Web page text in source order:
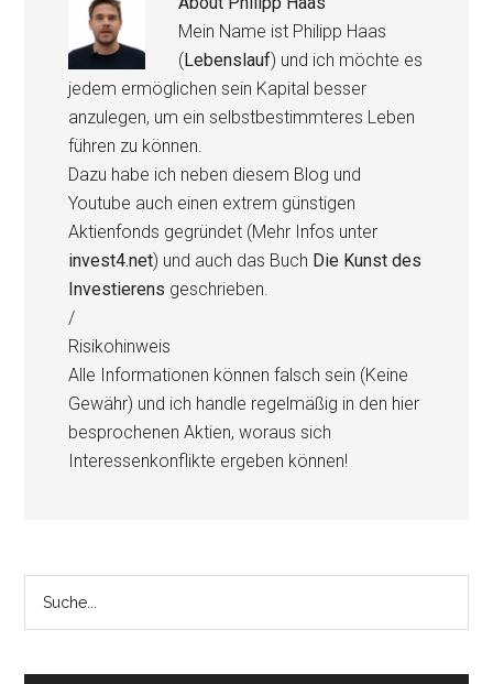
Mein Name ist Philipp Haas
( Lebenslauf) und ich möchte es
jedem ermöglichen sein Kapital besser
anzulegen, um ein selbstbestimmteres Leben
führen zu können.
Dazu habe ich neben diesem Blog und
Youtube auch einen extrem günstigen
Aktienfonds gegründet (Mehr Infos unter
invest4.net) und auch das Buch Die Kunst des
Investierens geschrieben.
/
Risikohinweis
Alle Informationen können falsch sein (Keine
Gewähr) und ich handle regelmäßig in den hier
besprochenen Aktien, woraus sich
Interessenkonflikte ergeben können!